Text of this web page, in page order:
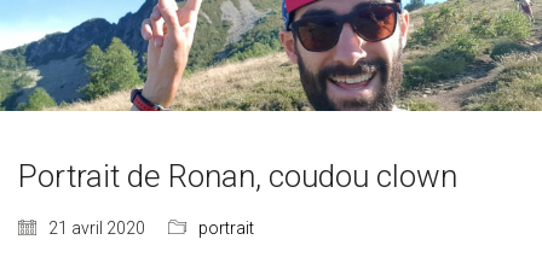
Portrait de Ronan, coudou clown
21 avril 2020 portrait